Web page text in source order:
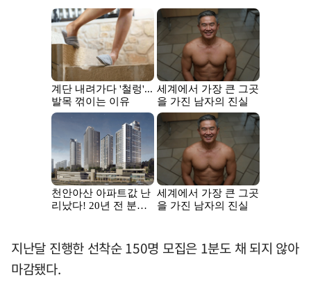
지난달 진행한 선착순 150명 모집은 1분도 채 되지 않아
마감됐다.